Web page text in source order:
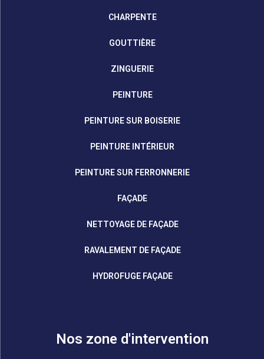
CHARPENTE
GOUTTIÈRE
ZINGUERIE
PEINTURE
PEINTURE SUR BOISERIE
PEINTURE INTÉRIEUR
PEINTURE SUR FERRONNERIE
FAÇADE
NETTOYAGE DE FAÇADE
RAVALEMENT DE FAÇADE
HYDROFUGE FAÇADE
Nos zone d'intervention